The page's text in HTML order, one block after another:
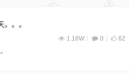
。。
1.16W 0 62